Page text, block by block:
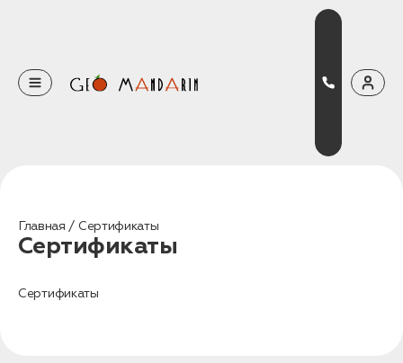
Главная Сертификаты
Сертификаты
Сертификаты
Оставьте свои данные
Наш менеджер скоро свяжется с вами
Нажимая на кнопку, вы соглашаетесь с условиями